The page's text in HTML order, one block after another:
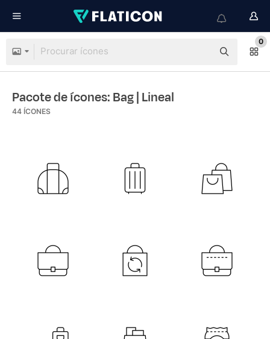
0
Pacote de ícones: Bag| Lineal
44 ÍCONES